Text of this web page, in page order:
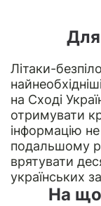
Для
Літаки-
на Сході
отримувати
інформацію
подальшому
врятувати
українських
На